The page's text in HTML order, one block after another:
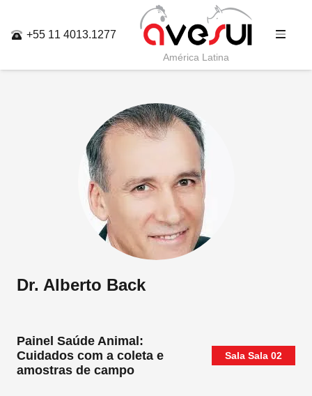
+55 11 4013.1277
América Latina
Dr. Alberto Back
Painel Saúde Animal:
Cuidados com a coleta e
amostras de campo
Sala Sala 02